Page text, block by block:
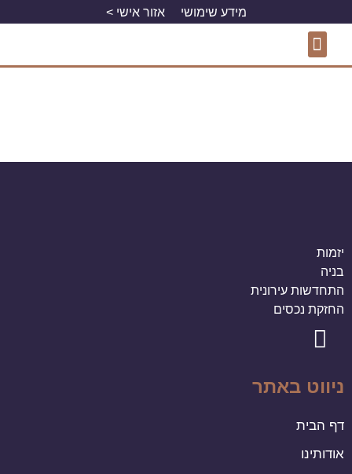
מידע שימושי אזור אישי >
יזמות
בניה
התחדשות עירונית
החזקת נכסים
ניווט באתר
דף הבית
אודותינו